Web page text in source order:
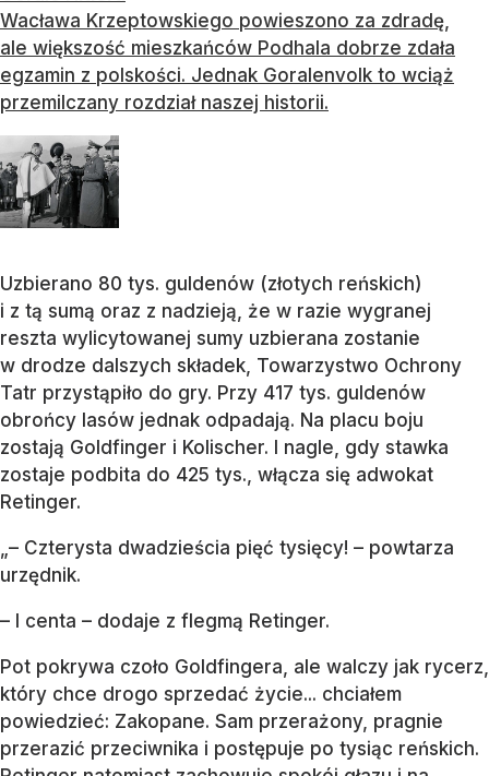
Wacława Krzeptowskiego powieszono za zdradę,
ale większość mieszkańców Podhala dobrze zdała
egzamin z polskości. Jednak Goralenvolk to wciąż
przemilczany rozdział naszej historii.
Uzbierano 80 tys. guldenów (złotych reńskich)
i z tą sumą oraz z nadzieją, że w razie wygranej
reszta wylicytowanej sumy uzbierana zostanie
w drodze dalszych składek, Towarzystwo Ochrony
Tatr przystąpiło do gry. Przy 417 tys. guldenów
obrońcy lasów jednak odpadają. Na placu boju
zostają Goldfinger i Kolischer. I nagle, gdy stawka
zostaje podbita do 425 tys., włącza się adwokat
Retinger.
„– Czterysta dwadzieścia pięć tysięcy! – powtarza
urzędnik.
– I centa – dodaje z flegmą Retinger.
Pot pokrywa czoło Goldfingera, ale walczy jak rycerz,
który chce drogo sprzedać życie... chciałem
powiedzieć: Zakopane. Sam przerażony, pragnie
przerazić przeciwnika i postępuje po tysiąc reńskich.